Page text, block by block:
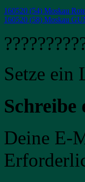
160520 (54) Moskau
160520 (58) Moskau
Setze ein
Deine E-